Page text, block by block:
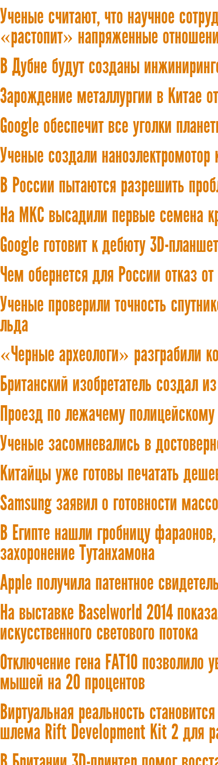
Ученые считают, что научное
«растопит» напряженные
В Дубне будут созданы
Зарождение металлургии в Китае
Google обеспечит все уголки
Ученые создали
В России пытаются разрешить
На МКС высадили первые семена
Google готовит к дебюту 3D-планшет
Чем обернется для России отказ от
Ученые проверили точность
льда
«Черные археологи» разграбили
Британский изобретатель создал
Проезд по лежачему
Ученые засомневались в
Китайцы уже готовы печатать
Samsung заявил о готовности
В Египте нашли гробницу
захоронение Тутанхамона
Apple получила патентное
На выставке Baselworld 2014
искусственного светового потока
Отключение гена FAT10 позволило
мышей на 20 процентов
Виртуальная реальность
шлема Rift Development Kit 2 для